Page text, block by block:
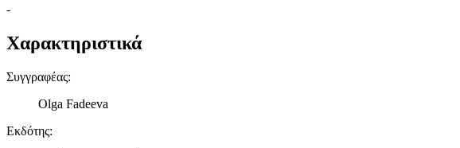
-
Χαρακτηριστικά
Συγγραφέας:
Olga Fadeeva
Εκδότης: